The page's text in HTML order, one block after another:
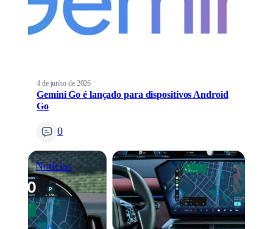
4 de junho de 2026
Gemini Go é lançado para dispositivos Android
Go
0
Notícias